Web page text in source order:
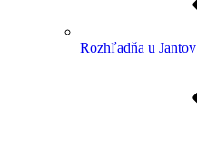
Rozhľadňa u Jantov